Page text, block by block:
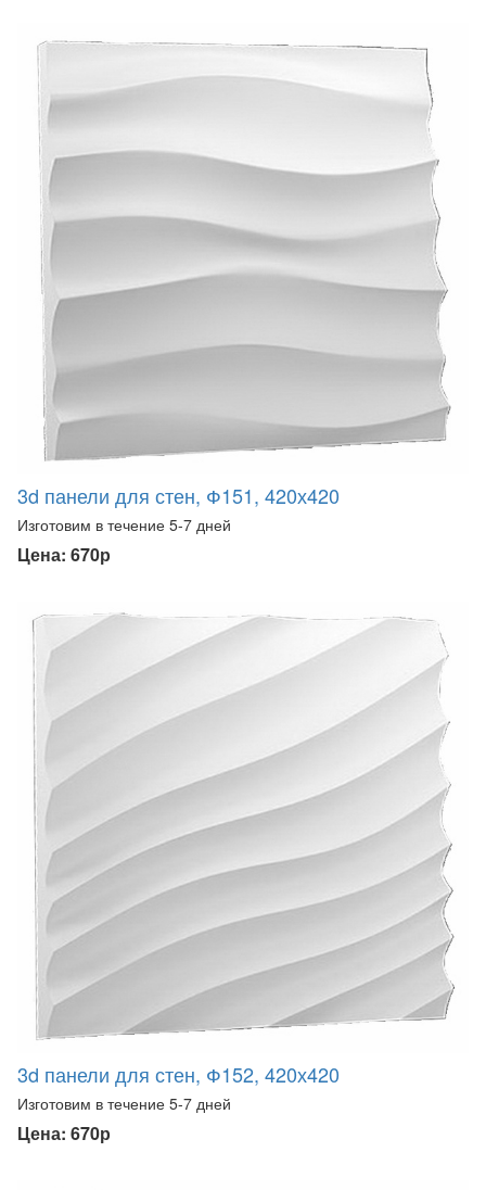
3d панели для стен, Ф151, 420х420
Изготовим в течение 5-7 дней
Цена: 670р
3d панели для стен, Ф152, 420х420
Изготовим в течение 5-7 дней
Цена: 670р